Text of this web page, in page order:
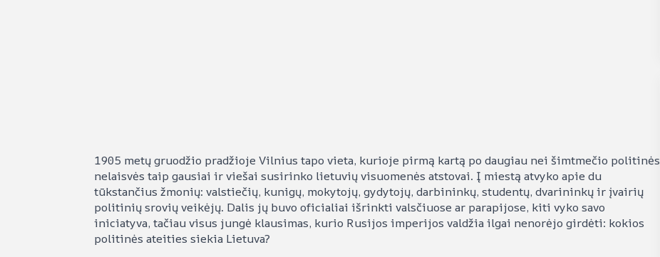
1905 metų gruodžio pradžioje Vilnius tapo vieta, kurioje pirmą kartą po daugiau nei šimtmečio politinės
nelaisvės taip gausiai ir viešai susirinko lietuvių visuomenės atstovai. Į miestą atvyko apie du
tūkstančius žmonių: valstiečių, kunigų, mokytojų, gydytojų, darbininkų, studentų, dvarininkų ir įvairių
politinių srovių veikėjų. Dalis jų buvo oficialiai išrinkti valsčiuose ar parapijose, kiti vyko savo
iniciatyva, tačiau visus jungė klausimas, kurio Rusijos imperijos valdžia ilgai nenorėjo girdėti: kokios
politinės ateities siekia Lietuva?